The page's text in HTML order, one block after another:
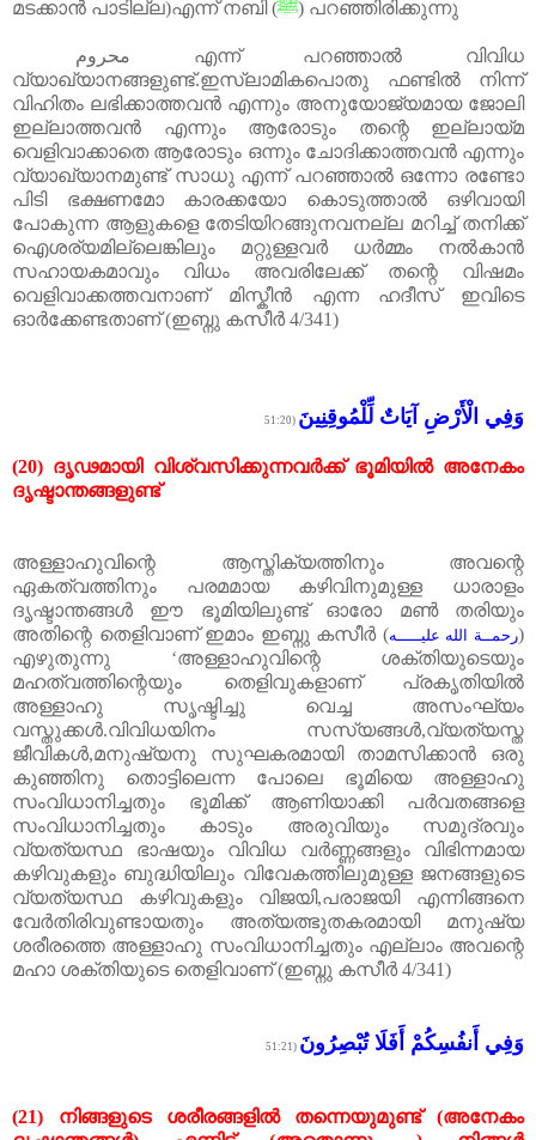
മടക്കാൻ പാടില്ല)എന്ന് നബി(ﷺ) പറഞ്ഞിരിക്കുന്നു
محروم എന്ന് പറഞ്ഞാൽ
വിവിധ
വ്യാഖ്യാനങ്ങളുണ്ട്.ഇസ്ലാമികപൊതു ഫണ്ടിൽ നിന്ന്
വിഹിതം ലഭിക്കാത്തവൻ എന്നും അനുയോജ്യമായ ജോലി
ഇല്ലാത്തവൻ എന്നും ആരോടും തന്റെ ഇല്ലായ്മ
വെളിവാക്കാതെ ആരോടും ഒന്നും ചോദിക്കാത്തവൻ എന്നും
വ്യാഖ്യാനമുണ്ട് സാധു എന്ന് പറഞ്ഞാൽ ഒന്നോ രണ്ടോ
പിടി ഭക്ഷണമോ കാരക്കയോ കൊടുത്താൽ ഒഴിവായി
പോകുന്ന ആളുകളെ തേടിയിറങ്ങുനവനല്ല മറിച്ച് തനിക്ക്
ഐശര്യമില്ലെങ്കിലും മറ്റുള്ളവർ ധർമ്മം നൽകാൻ
സഹായകമാവും വിധം അവരിലേക്ക് തന്റെ വിഷമം
വെളിവാക്കത്തവനാണ് മിസ്കീൻ എന്ന ഹദീസ് ഇവിടെ
ഓർക്കേണ്ടതാണ്(ഇബ്നു കസീർ4/341)
وَفِي الْأَرْضِ آيَاتٌ لِّلْمُوقِنِينَ (51:20
(20) ദൃഢമായി വിശ്വസിക്കുന്നവർക്ക് ഭൂമിയിൽ അനേകം
ദൃഷ്ടാന്തങ്ങളുണ്ട്
അള്ളാഹുവിന്റെ ആസ്തിക്യത്തിനും
അവന്റെ
ഏകത്വത്തിനും
പരമമായ കഴിവിനുമുള്ള
ധാരാളം
ദൃഷ്ടാന്തങ്ങൾ
ഈ ഭൂമിയിലുണ്ട് ഓരോ മൺ
തരിയും
അതിന്റെ തെളിവാണ് ഇമാം ഇബ്നു കസീർ(رحمــة الله عليـــــه)
എഴുതുന്നു ‘അള്ളാഹുവിന്റെ
ശക്തിയുടെയും
മഹത്വത്തിന്റെയും
തെളിവുകളാണ്
പ്രകൃതിയിൽ
അള്ളാഹു
സൃഷ്ടിച്ചു വെച്ച
അസംഘ്യം
വസ്തുക്കൾ.വിവിധയിനം സസ്യങ്ങൾ,വ്യത്യസ്ത
ജീവികൾ,മനുഷ്യനു സുഘകരമായി താമസിക്കാൻ
ഒരു
കുഞ്ഞിനു
തൊട്ടിലെന്ന പോലെ ഭൂമിയെ
അള്ളാഹു
സംവിധാനിച്ചതും
ഭൂമിക്ക് ആണിയാക്കി
പർവതങ്ങളെ
സംവിധാനിച്ചതും
കാടും അരുവിയും
സമുദ്രവും
വ്യത്യസ്ഥ
ഭാഷയും വിവിധ വർണ്ണങ്ങളും
വിഭിന്നമായ
കഴിവുകളും ബുദ്ധിയിലും വിവേകത്തിലുമുള്ള ജനങ്ങളുടെ
വ്യത്യസ്ഥ
കഴിവുകളും വിജയി,പരാജയി
എന്നിങ്ങനെ
വേർതിരിവുണ്ടായതും
അത്യത്ഭുതകരമായി
മനുഷ്യ
ശരീരത്തെ അള്ളാഹു സംവിധാനിച്ചതും എല്ലാം അവന്റെ
മഹാ ശക്തിയുടെ തെളിവാണ്(ഇബ്നു കസീർ4/341)
وَفِي أَنفُسِكُمْ أَفَلَا تُبْصِرُونَ (51:21
(21) നിങ്ങളുടെ ശരീരങ്ങളിൽ തന്നെയുമുണ്ട്(അനേകം